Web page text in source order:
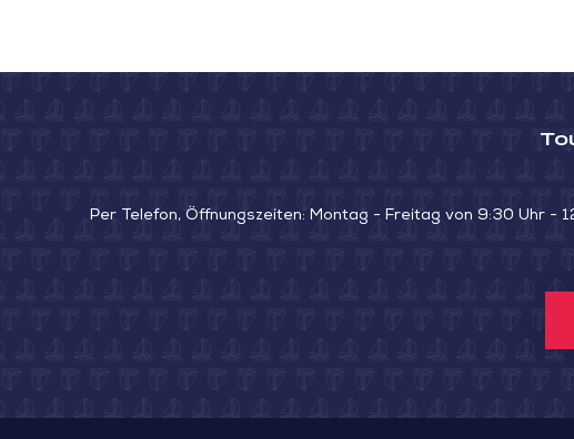
Per Telefon, Öffnungszeiten: Montag - Freitag von 9:30 Uhr -